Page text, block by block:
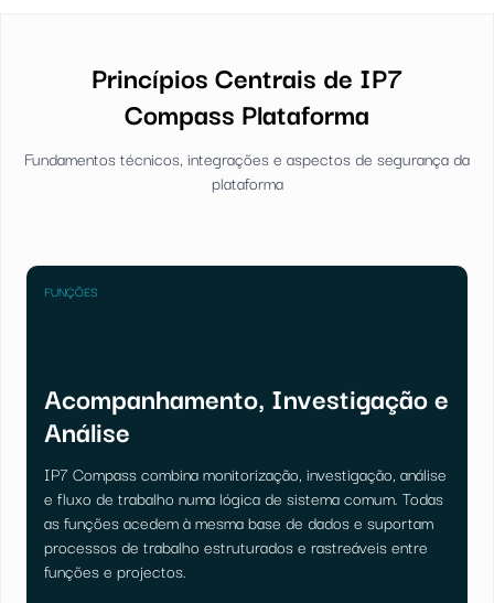
Princípios Centrais de IP7
Compass Plataforma
Fundamentos técnicos, integrações e aspectos de segurança da
plataforma
FUNÇÕES
Acompanhamento, Investigação e
Análise
IP7 Compass combina monitorização, investigação, análise
e fluxo de trabalho numa lógica de sistema comum. Todas
as funções acedem à mesma base de dados e suportam
processos de trabalho estruturados e rastreáveis entre
funções e projectos.